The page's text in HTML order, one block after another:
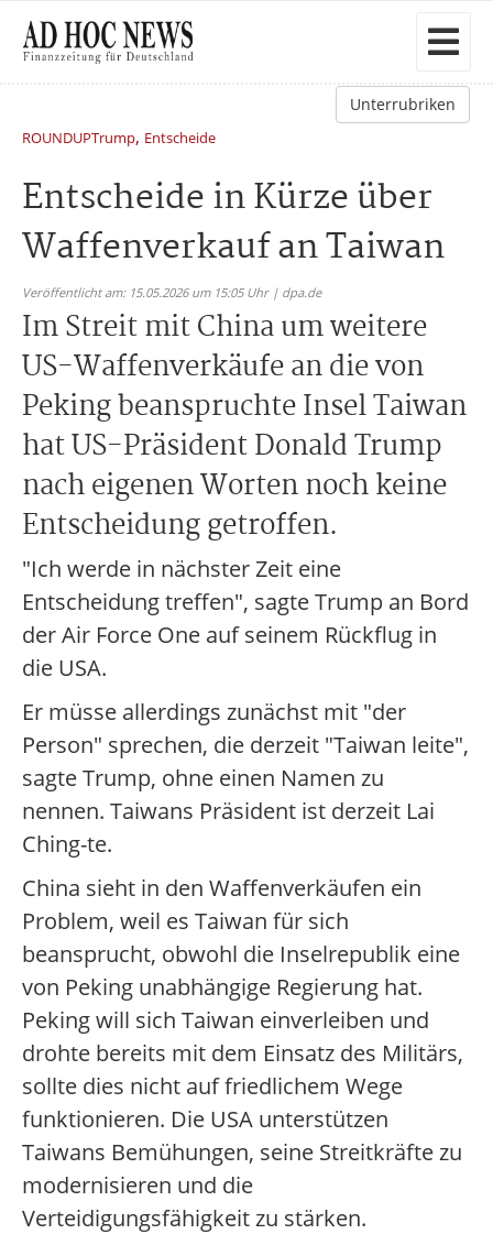
Unterrubriken
ROUNDUPTrump, Entscheide
Entscheide in Kürze über
Waffenverkauf an Taiwan
Veröffentlicht am: 15.05.2026 um 15:05 Uhr | dpa.de
Im Streit mit China um weitere
US-Waffenverkäufe an die von
Peking beanspruchte Insel Taiwan
hat US-Präsident Donald Trump
nach eigenen Worten noch keine
Entscheidung getroffen.
"Ich werde in nächster Zeit eine
Entscheidung treffen", sagte Trump an Bord
der Air Force One auf seinem Rückflug in
die USA.
Er müsse allerdings zunächst mit "der
Person" sprechen, die derzeit "Taiwan leite",
sagte Trump, ohne einen Namen zu
nennen. Taiwans Präsident ist derzeit Lai
Ching-te.
China sieht in den Waffenverkäufen ein
Problem, weil es Taiwan für sich
beansprucht, obwohl die Inselrepublik eine
von Peking unabhängige Regierung hat.
Peking will sich Taiwan einverleiben und
drohte bereits mit dem Einsatz des Militärs,
sollte dies nicht auf friedlichem Wege
funktionieren. Die USA unterstützen
Taiwans Bemühungen, seine Streitkräfte zu
modernisieren und die
Verteidigungsfähigkeit zu stärken.